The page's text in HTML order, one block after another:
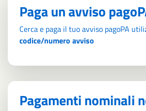
Paga un avviso
Cerca e paga il tuo avviso pagoPA
codice/numero avviso
Pagamenti nominali